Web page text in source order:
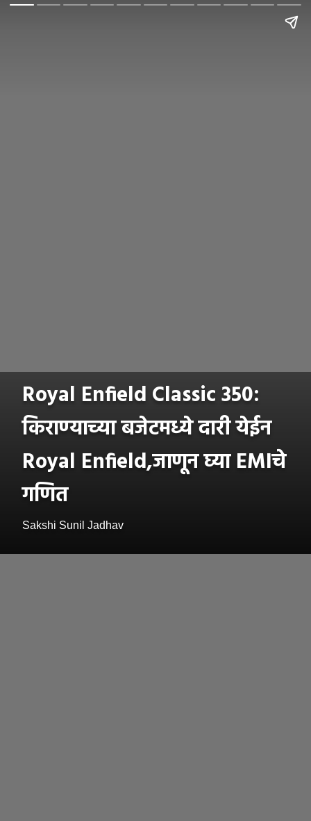
Royal Enfield Classic 350:
किराण्याच्या बजेटमध्ये दारी येईन
Royal Enfield,जाणून घ्या EMIचे
गणित
Sakshi Sunil Jadhav